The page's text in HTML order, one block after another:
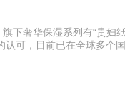
下奢华保湿系列有“贵妇
可，目前已在全球多个